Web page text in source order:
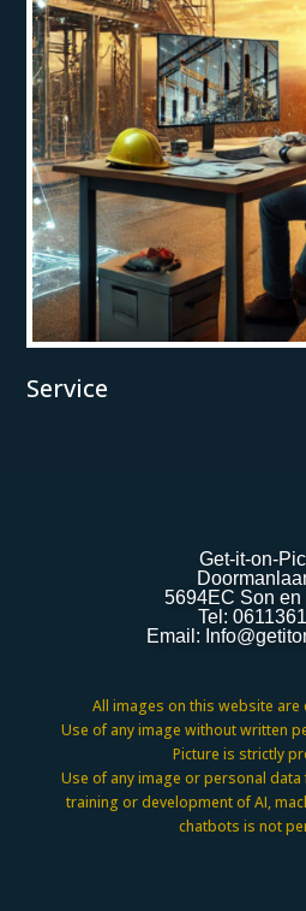
Service
Get-it-on-
5694EC Son en
Tel:
Email:
All images on this website
Use of any image without written
Picture is strictly
Use of any image or personal
training or development of AI,
chatbots is not